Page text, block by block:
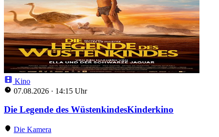
Kino
07.08.2026 · 14:15 Uhr
Die Legende des WüstenkindesKinderkino
Die Kamera